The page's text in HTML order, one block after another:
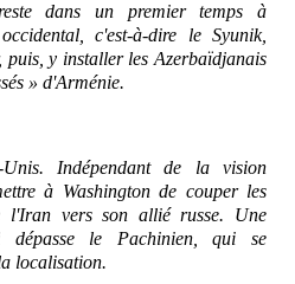
dans un premier temps à
c'est-à-dire le Syunik,
puis, y installer les Azerbaïdjanais
» d'Arménie.
Indépendant de la vision
à Washington de couper les
l'Iran vers son allié russe. Une
dépasse le Pachinien, qui se
localisation.